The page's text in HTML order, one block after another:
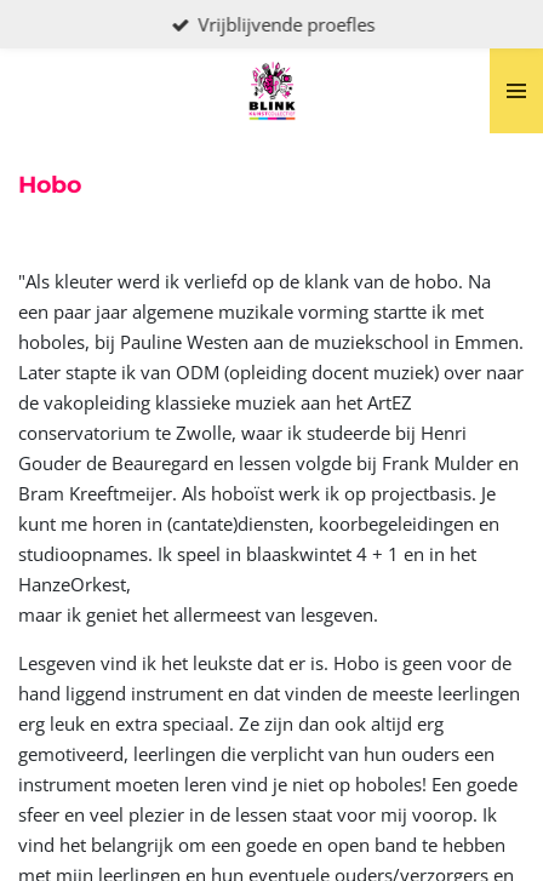
Vrijblijvende proefles
Hobo
"Als kleuter werd ik verliefd op de klank van de hobo. Na
een paar jaar algemene muzikale vorming startte ik met
hoboles, bij Pauline Westen aan de muziekschool in Emmen.
Later stapte ik van ODM (opleiding docent muziek) over naar
de vakopleiding klassieke muziek aan het ArtEZ
conservatorium te Zwolle, waar ik studeerde bij Henri
Gouder de Beauregard en lessen volgde bij Frank Mulder en
Bram Kreeftmeijer. Als hoboïst werk ik op projectbasis. Je
kunt me horen in (cantate)diensten, koorbegeleidingen en
studioopnames. Ik speel in blaaskwintet 4 + 1 en in het
HanzeOrkest,
maar ik geniet het allermeest van lesgeven.
Lesgeven vind ik het leukste dat er is. Hobo is geen voor de
hand liggend instrument en dat vinden de meeste leerlingen
erg leuk en extra speciaal. Ze zijn dan ook altijd erg
gemotiveerd, leerlingen die verplicht van hun ouders een
instrument moeten leren vind je niet op hoboles! Een goede
sfeer en veel plezier in de lessen staat voor mij voorop. Ik
vind het belangrijk om een goede en open band te hebben
met mijn leerlingen en hun eventuele ouders/verzorgers en